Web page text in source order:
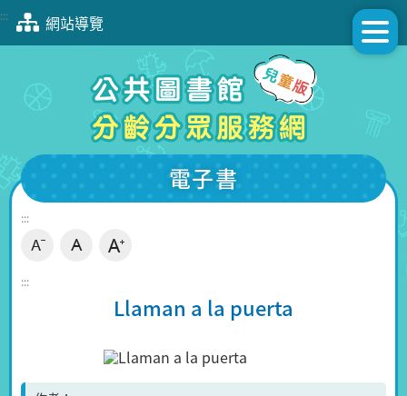
跳
塊
::: 網站導覽
電子書
:::
:::
Llaman a la puerta